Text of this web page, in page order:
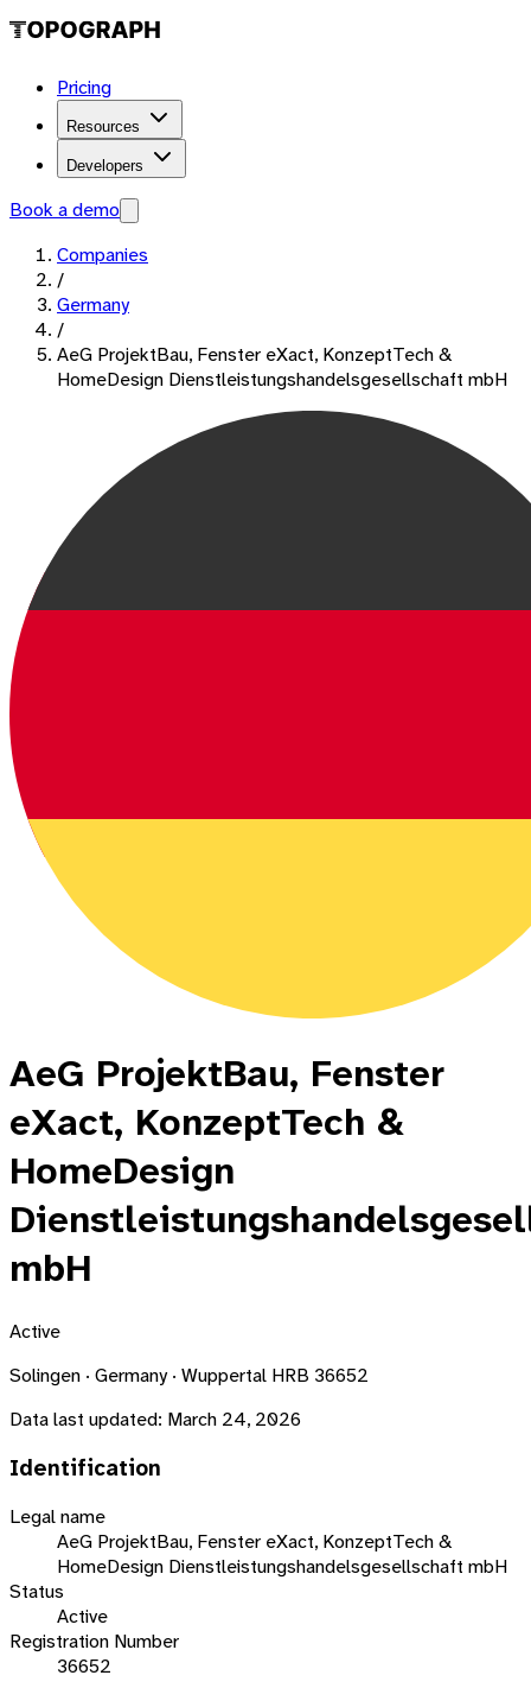
Pricing
Resources
Developers
Book a demo
Companies
/
Germany
/
AeG ProjektBau, Fenster eXact, KonzeptTech &
HomeDesign Dienstleistungshandelsgesellschaft mbH
AeG ProjektBau, Fenster
eXact, KonzeptTech &
HomeDesign
mbH
Active
Solingen · Germany · Wuppertal HRB 36652
Data last updated: March 24, 2026
Identification
Legal name
AeG ProjektBau, Fenster eXact, KonzeptTech &
HomeDesign Dienstleistungshandelsgesellschaft mbH
Status
Active
Registration Number
36652